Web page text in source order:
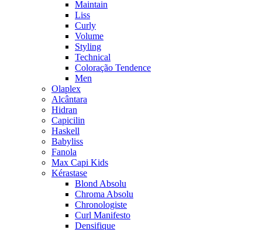
Maintain
Liss
Curly
Volume
Styling
Technical
Coloração Tendence
Men
Olaplex
Alcântara
Hidran
Capicilin
Haskell
Babyliss
Fanola
Max Capi Kids
Kérastase
Blond Absolu
Chroma Absolu
Chronologiste
Curl Manifesto
Densifique